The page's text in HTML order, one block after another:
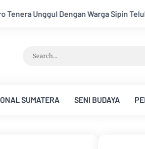
Teluk Duren Hukum Tidak Tunduk
SUMATERA SENI BUDAYA